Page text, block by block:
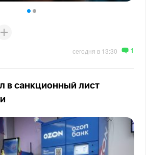
сегодня в 13:30 1
в санкционный лист